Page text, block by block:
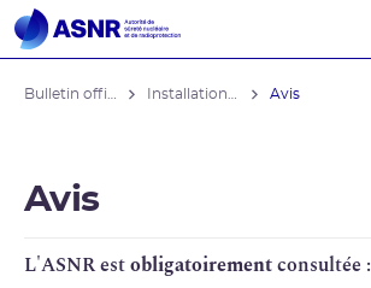
Avis
Avis
L'ASNRestobligatoirementconsultée :